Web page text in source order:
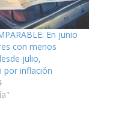
En junio
con menos
julio,
por inflación